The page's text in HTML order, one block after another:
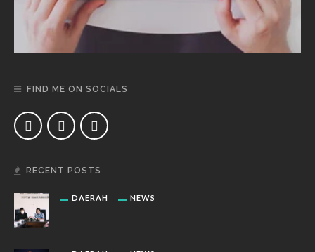
FIND ME ON SOCIALS
RECENT POSTS
DAERAH NEWS